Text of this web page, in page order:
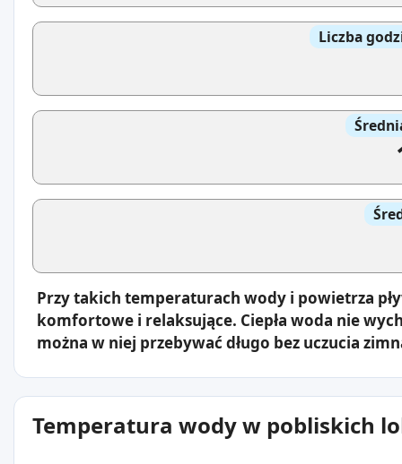
Liczba
Przy takich temperaturach wody i powietrza
komfortowe i relaksujące. Ciepła woda nie
można w niej przebywać długo bez uczucia
Temperatura wody w pobliskich